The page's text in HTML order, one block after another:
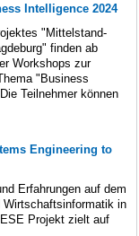
Intelligence 2024
"Mittelstand-
finden ab
Workshops zur
"Business
Teilnehmer können
Engineering to
Erfahrungen auf dem
Wirtschaftsinformatik in
Projekt zielt auf